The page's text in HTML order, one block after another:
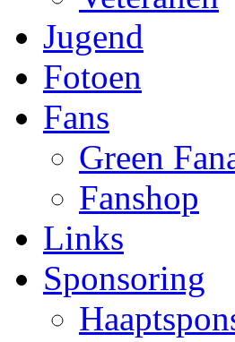
Jugend
Fotoen
Fans
Green
Fanshop
Links
Sponsoring